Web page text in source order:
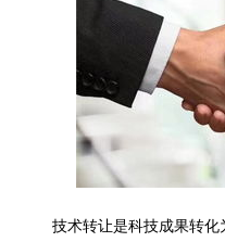
技术转让是科技成果转